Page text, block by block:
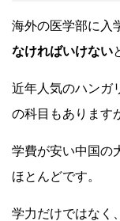
海外の医学部に入
なければいけない
近年人気のハンガ
の科目もあります
学費が安い中国の
ほとんどです。
学力だけではなく、